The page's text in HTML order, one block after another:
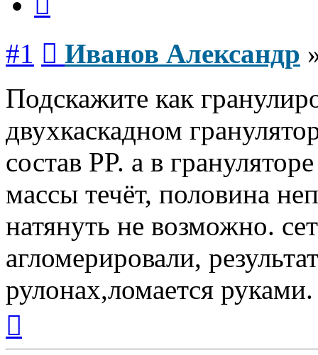
#1 Иванов Александр
Подскажите как
двухкаскадном
состав PP. а в
массы течёт, половина
натянуть не возможно.
агломерировали,
рулонах,ломается руками.
началу